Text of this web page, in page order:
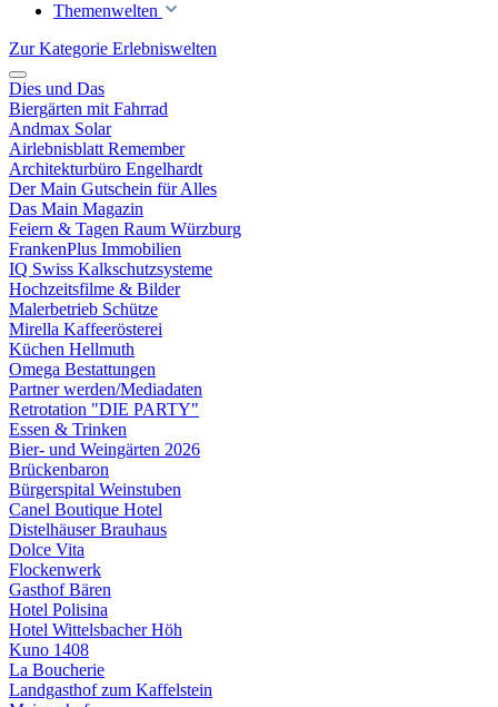
Themenwelten
Zur Kategorie Erlebniswelten
Dies und Das
Biergärten mit Fahrrad
Andmax Solar
Airlebnisblatt Remember
Architekturbüro Engelhardt
Der Main Gutschein für Alles
Das Main Magazin
Feiern & Tagen Raum Würzburg
FrankenPlus Immobilien
IQ Swiss Kalkschutzsysteme
Hochzeitsfilme & Bilder
Malerbetrieb Schütze
Mirella Kaffeerösterei
Küchen Hellmuth
Omega Bestattungen
Partner werden/Mediadaten
Retrotation "DIE PARTY"
Essen & Trinken
Bier- und Weingärten 2026
Brückenbaron
Bürgerspital Weinstuben
Canel Boutique Hotel
Distelhäuser Brauhaus
Dolce Vita
Flockenwerk
Gasthof Bären
Hotel Polisina
Hotel Wittelsbacher Höh
Kuno 1408
La Boucherie
Landgasthof zum Kaffelstein